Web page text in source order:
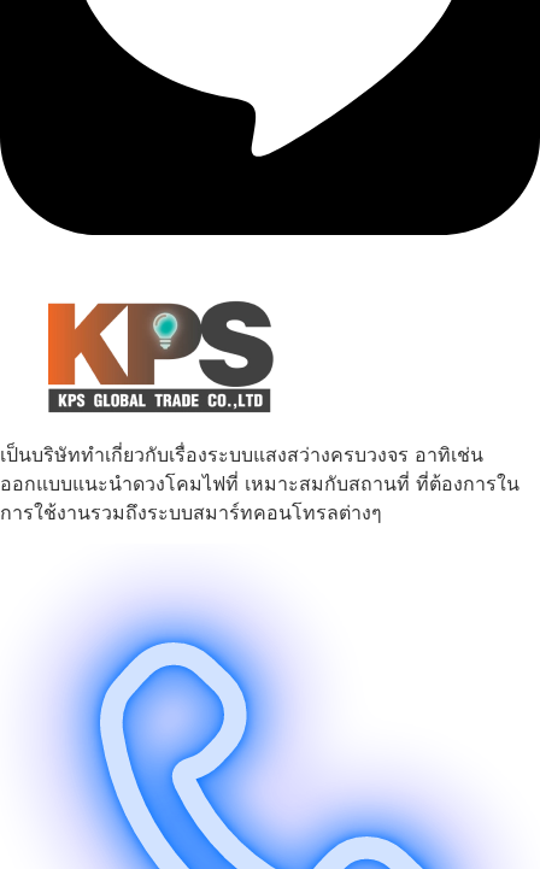
เป็นบริษัททำเกี่ยวกับเรื่องระบบแสงสว่างครบวงจร อาทิเช่น
ออกแบบแนะนำดวงโคมไฟที่ เหมาะสมกับสถานที่ ที่ต้องการใน
การใช้งานรวมถึงระบบสมาร์ทคอนโทรลต่างๆ